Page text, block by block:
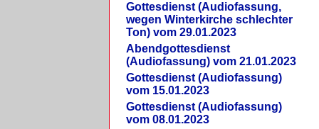
Gottesdienst (Audiofassung,
wegen Winterkirche schlechter
Ton) vom 29.01.2023
Abendgottesdienst
(Audiofassung) vom 21.01.2023
Gottesdienst (Audiofassung)
vom 15.01.2023
Gottesdienst (Audiofassung)
vom 08.01.2023